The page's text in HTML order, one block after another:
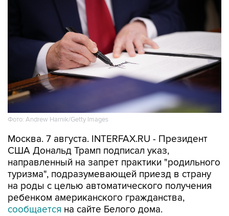
Фото: Andrew Harnik/Getty Images
Москва. 7 августа. INTERFAX.RU - Президент
США Дональд Трамп подписал указ,
направленный на запрет практики "родильного
туризма", подразумевающей приезд в страну
на роды с целью автоматического получения
ребенком американского гражданства,
сообщается на сайте Белого дома.